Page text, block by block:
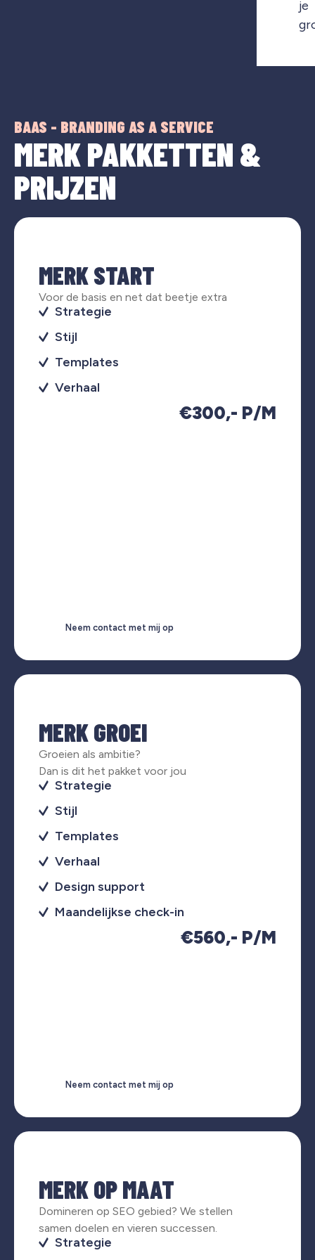
je
BAAS - BRANDING AS A SERVICE
MERK PAKKETTEN &
PRIJZEN
MERK START
Voor de basis en net dat beetje extra
Strategie
Stijl
Templates
Verhaal
€300,- P/M
Neem contact met mij op
MERK GROEI
Groeien als ambitie?
Dan is dit het pakket voor jou
Strategie
Stijl
Templates
Verhaal
Design support
Maandelijkse check-in
€560,- P/M
Neem contact met mij op
MERK OP MAAT
Domineren op SEO gebied? We stellen
samen doelen en vieren successen.
Strategie